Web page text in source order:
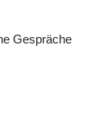
Gespräche